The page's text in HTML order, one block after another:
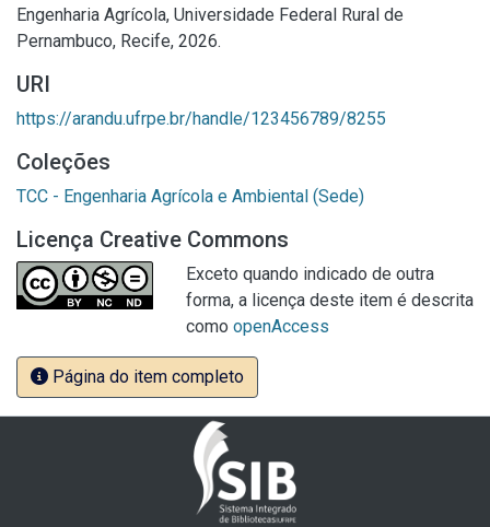
Engenharia Agrícola, Universidade Federal Rural de
Pernambuco, Recife, 2026.
URI
https://arandu.ufrpe.br/handle/123456789/8255
Coleções
TCC - Engenharia Agrícola e Ambiental (Sede)
Licença Creative Commons
Exceto quando indicado de outra
forma, a licença deste item é descrita
como openAccess
Página do item completo